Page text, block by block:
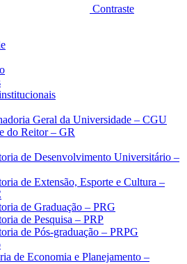
Contraste
Geral da Universidade – CGU
do Reitor – GR
de Desenvolvimento Universitário –
de Extensão, Esporte e Cultura –
de Graduação – PRG
de Pesquisa – PRP
de Pós-graduação – PRPG
de Economia e Planejamento –